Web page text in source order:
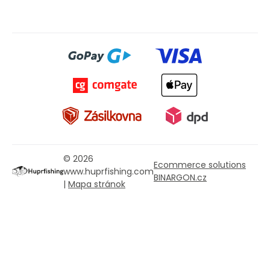
© 2026
www.huprfishing.com
| Mapa stránok
Ecommerce solutions
BINARGON.cz